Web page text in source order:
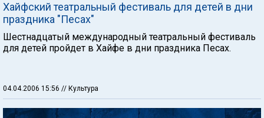
Хайфский театральный фестиваль для детей в дни
праздника "Песах"
Шестнадцатый международный театральный фестиваль
для детей пройдет в Хайфе в дни праздника Песах.
04.04.2006 15:56 // Культура